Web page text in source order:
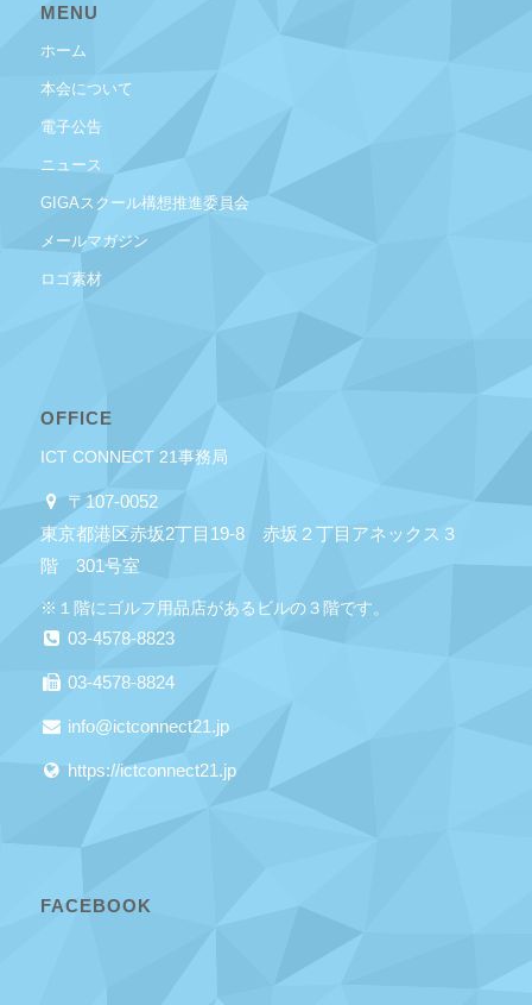
MENU
ホーム
本会について
電子公告
ニュース
GIGAスクール構想推進委員会
メールマガジン
ロゴ素材
OFFICE
ICT CONNECT 21事務局
〒107-0052
東京都港区赤坂2丁目19-8 赤坂２丁目アネックス３
階 301号室
※１階にゴルフ用品店があるビルの３階です。
03-4578-8823
03-4578-8824
info@ictconnect21.jp
https://ictconnect21.jp
FACEBOOK